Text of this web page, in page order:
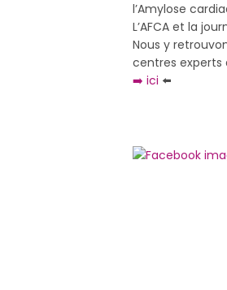
l’Amylose
L’AFCA et la
Nous y
centres experts
➡️ ici ⬅️